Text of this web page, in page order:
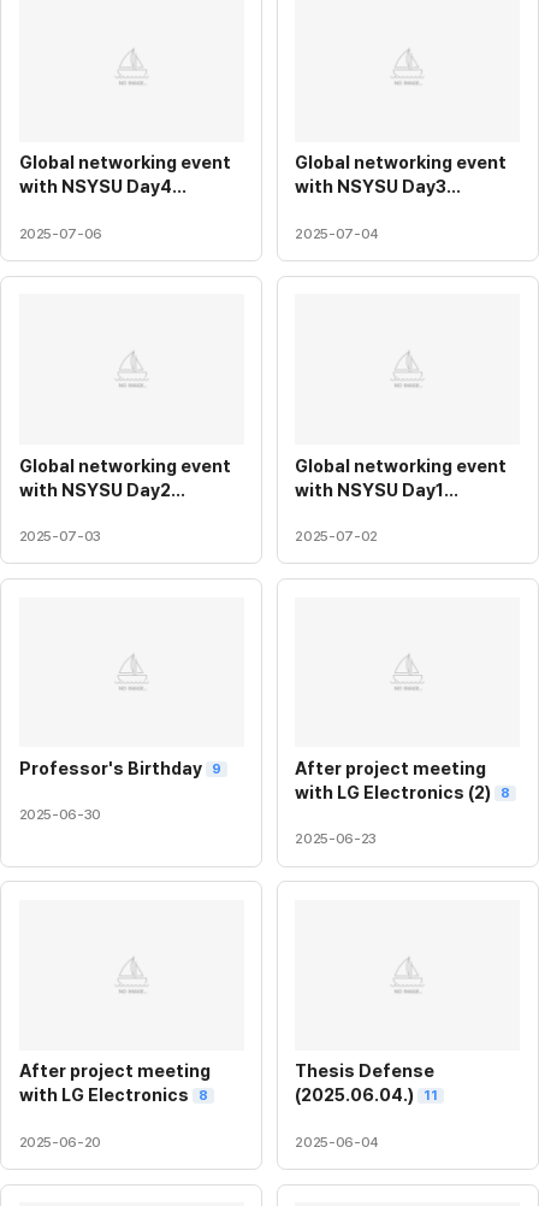
Global networking event
with NSYSU Day4
2025-07-06
Global networking event
with NSYSU Day3
2025-07-04
Global networking event
with NSYSU Day2
2025-07-03
Global networking event
with NSYSU Day1
2025-07-02
Professor's Birthday 9
2025-06-30
After project meeting
with LG Electronics (2)
8
2025-06-23
After project meeting
with LG Electronics
8
2025-06-20
Thesis Defense
(2025.06.04.)
11
2025-06-04